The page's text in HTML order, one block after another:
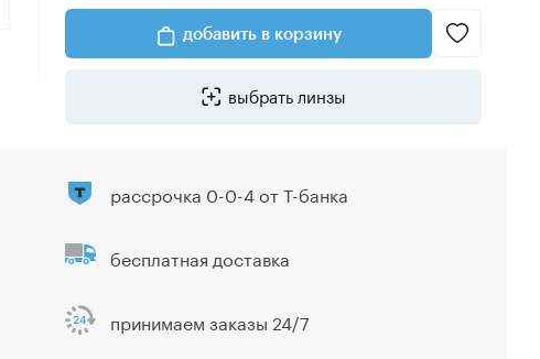
добавить в корзину
выбрать линзы
рассрочка 0-0-4 от Т-банка
бесплатная доставка
принимаем заказы 24/7